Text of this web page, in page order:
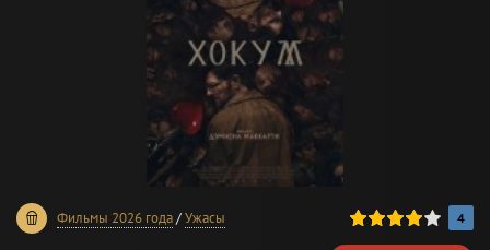
Фильмы 2026 года/Ужасы
80 4